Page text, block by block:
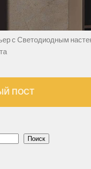
с Светодиодным
ПОСТ
Поиск